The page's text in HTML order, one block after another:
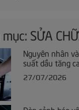
SỬA
Nguyên nhân
suất dầu tăng
27/07/2026